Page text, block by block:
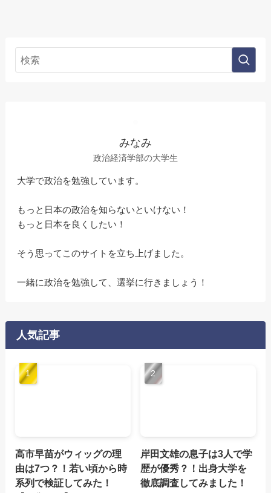
みなみ
政治経済学部の大学生
大学で政治を勉強しています。
もっと日本の政治を知らないといけない！
もっと日本を良くしたい！
そう思ってこのサイトを立ち上げました。
一緒に政治を勉強して、選挙に行きましょう！
人気記事
高市早苗がウィッグの理
由は7つ？！若い頃から時
系列で検証してみた！
岸田文雄の息子は3人で学
歴が優秀？！出身大学を
徹底調査してみました！